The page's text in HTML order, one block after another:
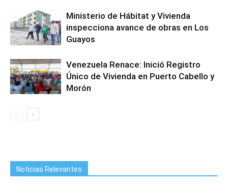
Ministerio de Hábitat y Vivienda
inspecciona avance de obras en Los
Guayos
Venezuela Renace: Inició Registro
Único de Vivienda en Puerto Cabello y
Morón
Noticias Relevantes